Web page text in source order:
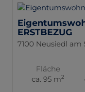
ERSTBEZUG
7100 Neusiedl am
Fläche
ca. 95 m2